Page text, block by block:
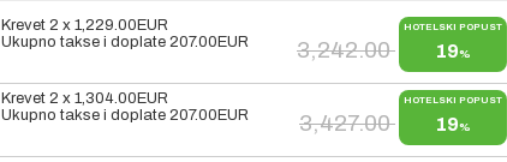
Krevet 2 x 1,229.00 EUR
Ukupno takse i doplate 207.00 EUR 3,242.00
HOTELSKI POPUST
19%
Krevet 2 x 1,304.00 EUR
Ukupno takse i doplate 207.00 EUR 3,427.00
HOTELSKI POPUST
19%